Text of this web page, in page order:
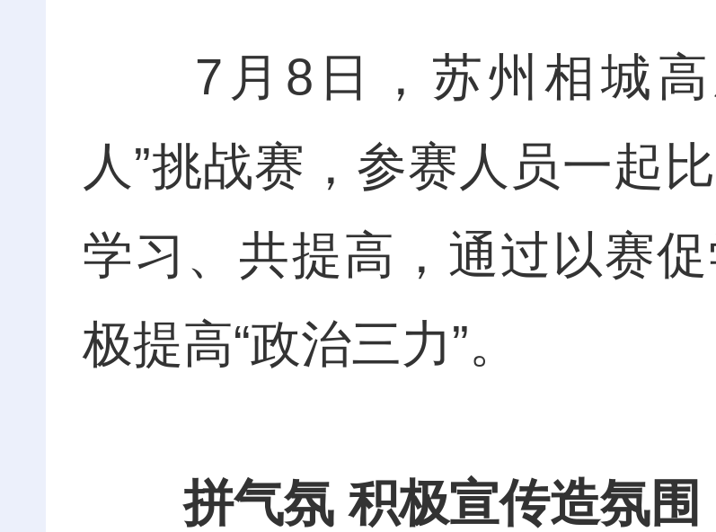
7月8日，苏州相城高
人”挑战赛，参赛人员一起
学习、共提高，通过以赛
极提高“政治三力”。
拼气氛 积极宣传造氛围